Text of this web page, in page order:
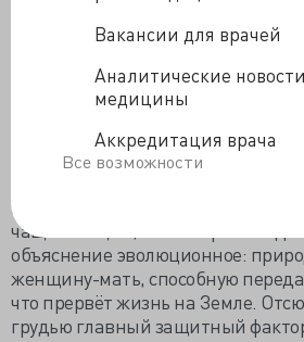
Вакансии для врачей
Аналитические новости
медицины
Аккредитация врача
Все возможности
почему инфекции для мужчин
заболеваний тяжелее.
В доказательствах решено было
типовые гендерные различия
состояния иммунитета, за основу
животную модель -
мужчины болеют
чаще женщин, то на Карибах
объяснение эволюционное:
женщину-мать, способную
что прервёт жизнь на Земле.
грудью главный защитный